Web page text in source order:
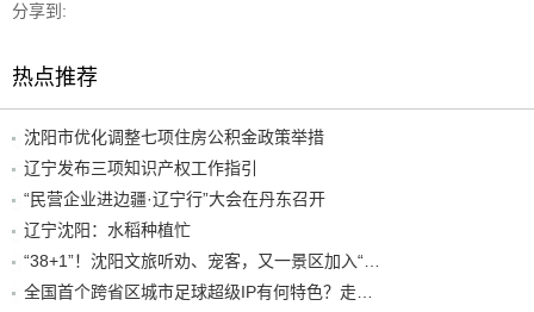
分享到:
热点推荐
沈阳市优化调整七项住房公积金政策举措
辽宁发布三项知识产权工作指引
“民营企业进边疆·辽宁行”大会在丹东召开
辽宁沈阳：水稻种植忙
“38+1”！沈阳文旅听劝、宠客，又一景区加入“东北超”优惠名单！
全国首个跨省区城市足球超级IP有何特色？走进沈阳现场去看看